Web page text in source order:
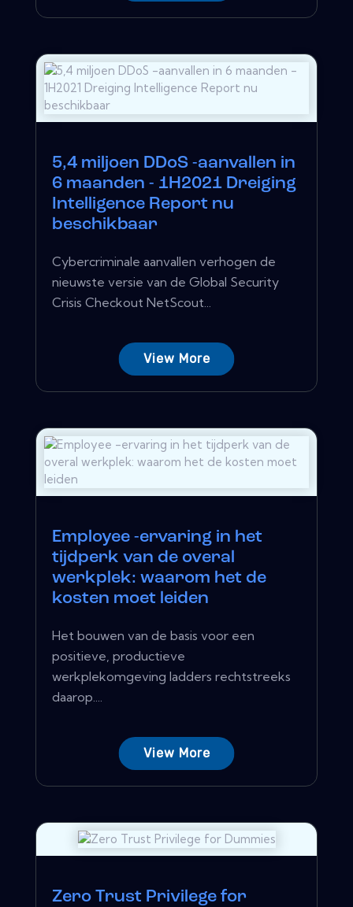
5,4 miljoen DDoS -aanvallen in
6 maanden - 1H2021 Dreiging
Intelligence Report nu
beschikbaar
Cybercriminale aanvallen verhogen de
nieuwste versie van de Global Security
Crisis Checkout NetScout...
View More
Employee -ervaring in het
tijdperk van de overal
werkplek: waarom het de
kosten moet leiden
Het bouwen van de basis voor een
positieve, productieve
werkplekomgeving ladders rechtstreeks
daarop....
View More
Zero Trust Privilege for